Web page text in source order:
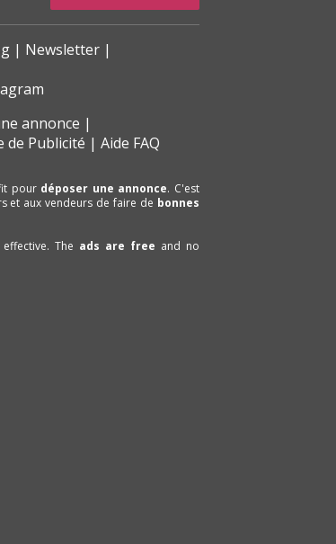
Newsletter
annonce
de Publicité Aide FAQ
pour déposer une annonce. C'est
et aux vendeurs de faire de bonnes
The ads are free and no